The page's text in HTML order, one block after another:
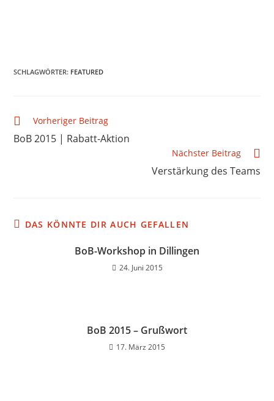
SCHLAGWÖRTER: FEATURED
Vorheriger Beitrag
BoB 2015 | Rabatt-Aktion
Nächster Beitrag
Verstärkung des Teams
DAS KÖNNTE DIR AUCH GEFALLEN
BoB-Workshop in Dillingen
24. Juni 2015
BoB 2015 – Grußwort
17. März 2015